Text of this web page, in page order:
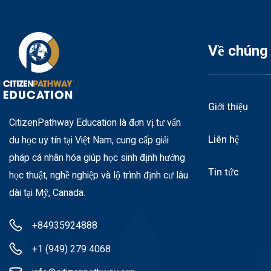
CitizenPathway Education là đơn vị tư vấn
du học uy tín tại Việt Nam, cung cấp giải
pháp cá nhân hóa giúp học sinh định hướng
học thuật, nghề nghiệp và lộ trình định cư lâu
dài tại Mỹ, Canada.
+84935924888
+1 (949) 279 4068
Về
Giới thiệu
Liên hệ
Tin tức